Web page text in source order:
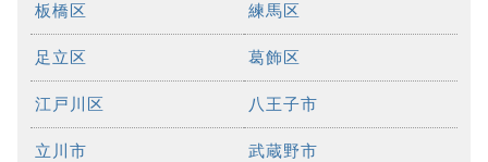
板橋区 練馬区
足立区 葛飾区
江戸川区 八王子市
立川市 武蔵野市